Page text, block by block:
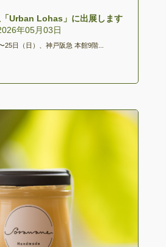
「Urban Lohas」に出展します
年05月03日
25日（日）、神戸阪急 本館9階...